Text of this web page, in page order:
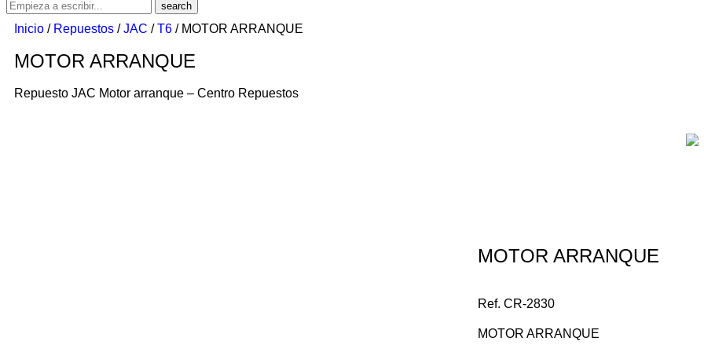
Inicio / Repuestos /JAC /T6 / MOTOR ARRANQUE
MOTOR ARRANQUE
Repuesto JAC Motor arranque – Centro Repuestos
MOTOR ARRANQUE
Ref. CR-2830
MOTOR ARRANQUE